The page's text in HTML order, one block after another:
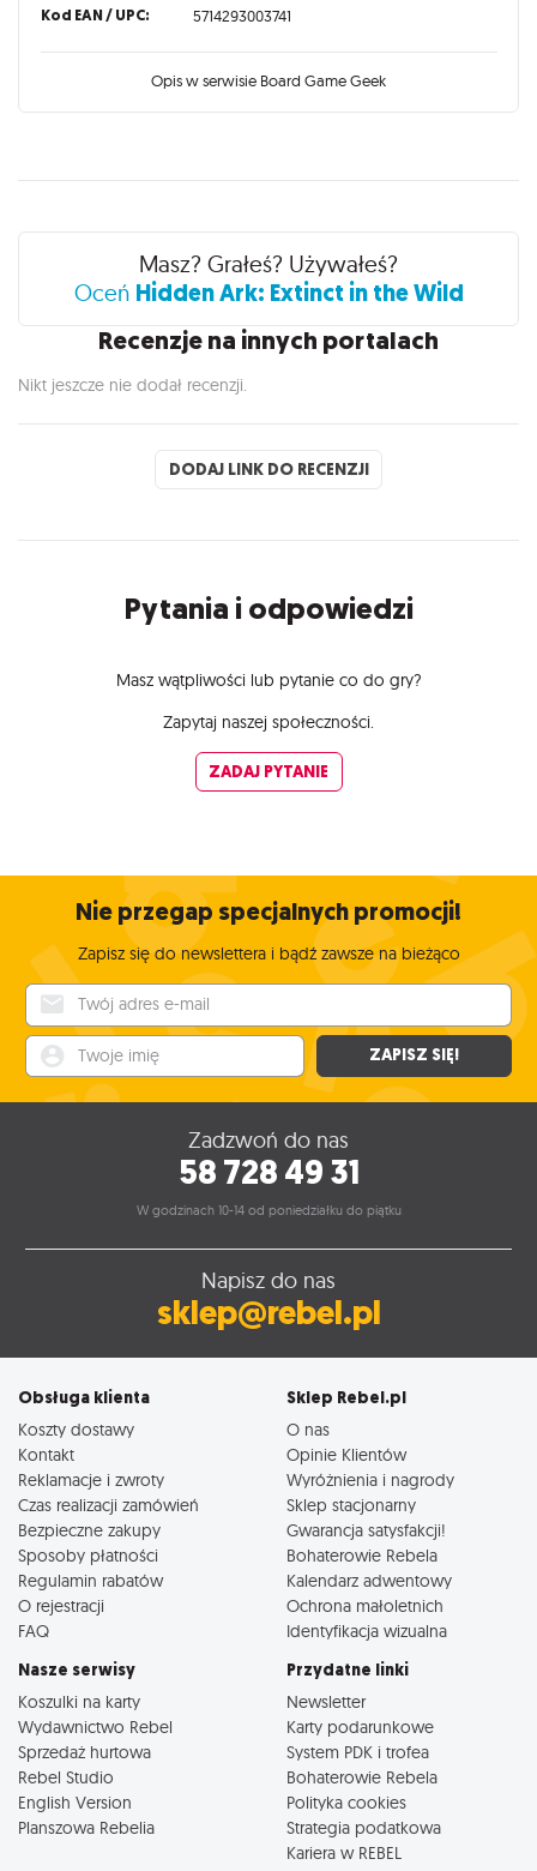
Kod EAN / UPC: 5714293003741
Opis w serwisie Board Game Geek
Recenzje
Masz? Grałeś? Używałeś?
Oceń Hidden Ark: Extinct in the Wild
Recenzje na innych portalach
Nikt jeszcze nie dodał recenzji.
DODAJ LINK DO RECENZJI
Pytania i odpowiedzi
Masz wątpliwości lub pytanie co do gry?
Zapytaj naszej społeczności.
ZADAJ PYTANIE
Nie przegap specjalnych promocji!
Zapisz się do newslettera i bądź zawsze na bieżąco
ZAPISZ SIĘ!
Zadzwoń do nas
58 728 49 31
W godzinach 10-14 od poniedziałku do piątku
Napisz do nas
sklep@rebel.pl
Obsługa klienta
Koszty dostawy
Kontakt
Reklamacje i zwroty
Czas realizacji zamówień
Bezpieczne zakupy
Sposoby płatności
Regulamin rabatów
O rejestracji
FAQ
Sklep Rebel.pl
O nas
Opinie Klientów
Wyróżnienia i nagrody
Sklep stacjonarny
Gwarancja satysfakcji!
Bohaterowie Rebela
Kalendarz adwentowy
Ochrona małoletnich
Identyfikacja wizualna
Nasze serwisy
Koszulki na karty
Wydawnictwo Rebel
Sprzedaż hurtowa
Rebel Studio
English Version
Planszowa Rebelia
Przydatne linki
Newsletter
Karty podarunkowe
System PDK i trofea
Bohaterowie Rebela
Polityka cookies
Strategia podatkowa
Kariera w REBEL